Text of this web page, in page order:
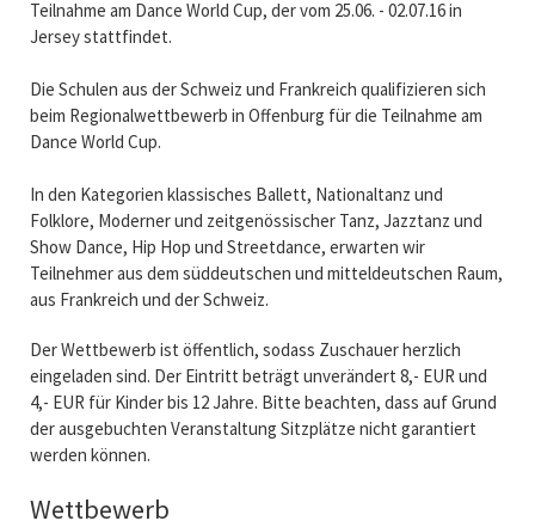
Teilnahme am Dance World Cup, der vom 25.06. - 02.07.16 in
Jersey stattfindet.
Die Schulen aus der Schweiz und Frankreich qualifizieren sich
beim Regionalwettbewerb in Offenburg für die Teilnahme am
Dance World Cup.
In den Kategorien klassisches Ballett, Nationaltanz und
Folklore, Moderner und zeitgenössischer Tanz, Jazztanz und
Show Dance, Hip Hop und Streetdance, erwarten wir
Teilnehmer aus dem süddeutschen und mitteldeutschen Raum,
aus Frankreich und der Schweiz.
Der Wettbewerb ist öffentlich, sodass Zuschauer herzlich
eingeladen sind. Der Eintritt beträgt unverändert 8,- EUR und
4,- EUR für Kinder bis 12 Jahre. Bitte beachten, dass auf Grund
der ausgebuchten Veranstaltung Sitzplätze nicht garantiert
werden können.
Wettbewerb